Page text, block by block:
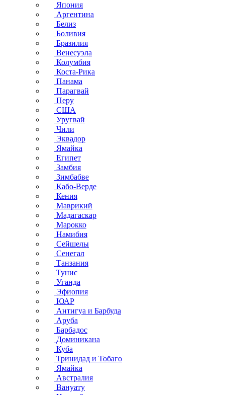
Япония
Аргентина
Белиз
Боливия
Бразилия
Венесуэла
Колумбия
Коста-Рика
Панама
Парагвай
Перу
США
Уругвай
Чили
Эквадор
Ямайка
Египет
Замбия
Зимбабве
Кабо-Верде
Кения
Маврикий
Мадагаскар
Марокко
Намибия
Сейшелы
Сенегал
Танзания
Тунис
Уганда
Эфиопия
ЮАР
Антигуа и Барбуда
Аруба
Барбадос
Доминикана
Куба
Тринидад и Тобаго
Ямайка
Австралия
Вануату